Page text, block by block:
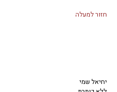
חזור למעלה
יחיאל שמי